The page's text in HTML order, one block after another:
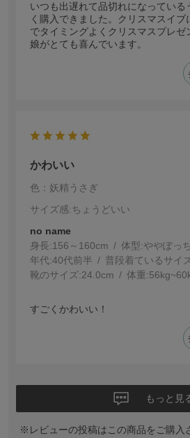
いつも出遅れて品切れになってい
く購入できました。クリスマスイ
でタイミングよくクリスマスプレゼ
娘がとても喜んでいます。
かわいい
色：妖精うさぎ
サイズ感:ちょうどいい
no name
身長:156～160cm 体型:ぽっち
年代:40代前半 普段着ているサイ
靴のサイズ:24.0cm 体重:
すごくかわいい！
もっと見
※レビューの投稿はこの商品をご購入